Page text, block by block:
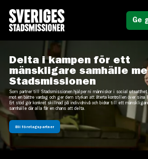
Ge
Delta i kampen för ett
mänskligare samhälle
Stadsmissionen
Som partner till Stadsmissionen hjälper ni människor i social utsatthet
mot en bättre vardag och ger dem styrkan att återta kontrollen över sina
Ert stöd gör konkret skillnad på individnivå och bidrar till ett
samhälle där alla får en chans att delta.
Bli företagspartner